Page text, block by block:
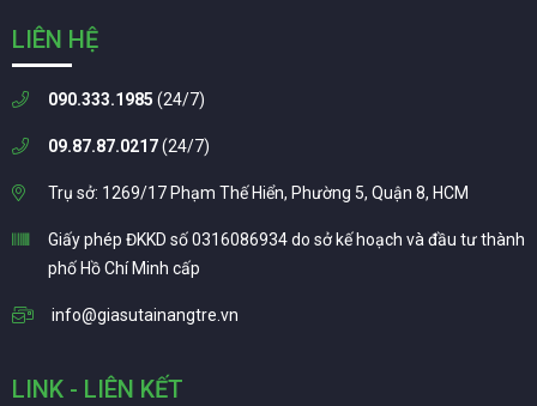
LIÊN HỆ
090.333.1985 (24/7)
09.87.87.0217(24/7)
Trụ sở: 1269/17 Phạm Thế Hiển, Phường 5, Quận 8, HCM
Giấy phép ĐKKD số 0316086934 do sở kế hoạch và đầu tư thành
phố Hồ Chí Minh cấp
info@giasutainangtre.vn
LINK - LIÊN KẾT